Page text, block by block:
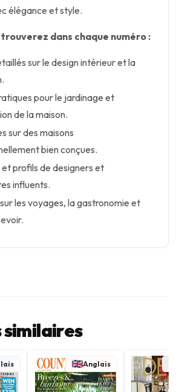
élégance et style.
trouverez dans chaque numéro :
sur le design intérieur et la
pour le jardinage et
de la maison.
sur des maisons
bien conçues.
profils de designers et
influents.
les voyages, la gastronomie et
Anglais